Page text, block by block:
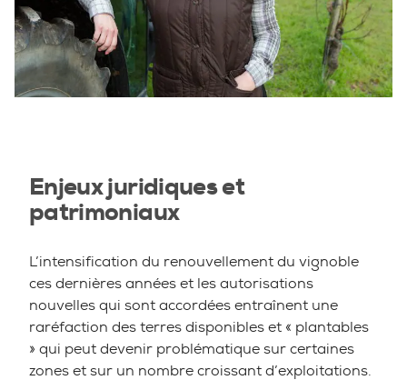
Enjeux juridiques et
patrimoniaux
L’intensification du renouvellement du vignoble
ces dernières années et les autorisations
nouvelles qui sont accordées entraînent une
raréfaction des terres disponibles et « plantables
» qui peut devenir problématique sur certaines
zones et sur un nombre croissant d’exploitations.